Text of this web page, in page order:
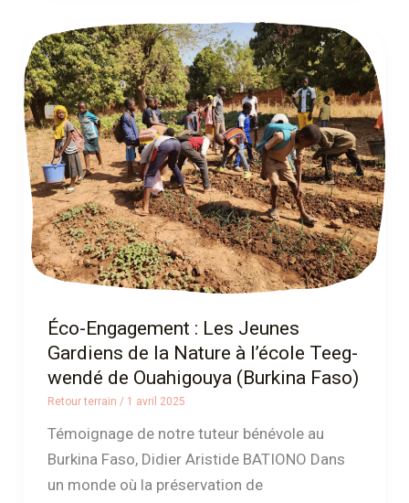
Éco-Engagement : Les Jeunes
Gardiens de la Nature à l’école Teeg-
wendé de Ouahigouya (Burkina Faso)
Retour terrain / 1 avril 2025
Témoignage de notre tuteur bénévole au
Burkina Faso, Didier Aristide BATIONO Dans
un monde où la préservation de
Éco-
Engagement
:
Les
Jeunes
Gardiens
de
la
Nature
à
l’école
Teeg-
wendé
Ouahigouya
Faso)